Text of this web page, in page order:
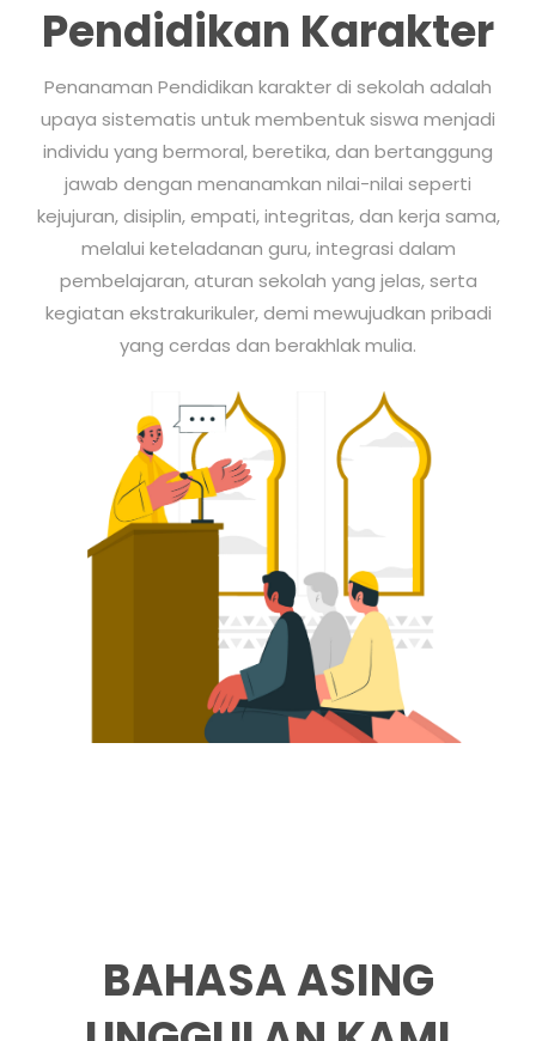
Pendidikan Karakter
Penanaman Pendidikan karakter di sekolah adalah
upaya sistematis untuk membentuk siswa menjadi
individu yang bermoral, beretika, dan bertanggung
jawab dengan menanamkan nilai-nilai seperti
kejujuran, disiplin, empati, integritas, dan kerja sama,
melalui keteladanan guru, integrasi dalam
pembelajaran, aturan sekolah yang jelas, serta
kegiatan ekstrakurikuler, demi mewujudkan pribadi
yang cerdas dan berakhlak mulia.
BAHASA ASING